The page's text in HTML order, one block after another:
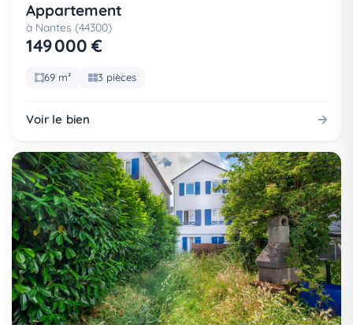
Appartement
à Nantes (44300)
149 000 €
69 m² 3 pièces
Voir le bien